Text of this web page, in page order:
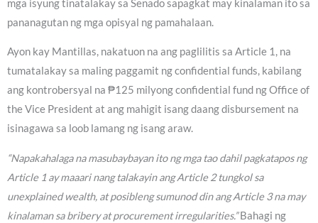
mga isyung tinatalakay sa Senado sapagkat may kinalaman ito sa
pananagutan ng mga opisyal ng pamahalaan.
Ayon kay Mantillas, nakatuon na ang paglilitis sa Article 1, na
tumatalakay sa maling paggamit ng confidential funds, kabilang
ang kontrobersyal na ₱125 milyong confidential fund ng Office of
the Vice President at ang mahigit isang daang disbursement na
isinagawa sa loob lamang ng isang araw.
“Napakahalaga na masubaybayan ito ng mga tao dahil pagkatapos ng
Article 1 ay maaari nang talakayin ang Article 2 tungkol sa
unexplained wealth, at posibleng sumunod din ang Article 3 na may
kinalaman sa bribery at procurement irregularities.”Bahagi ng